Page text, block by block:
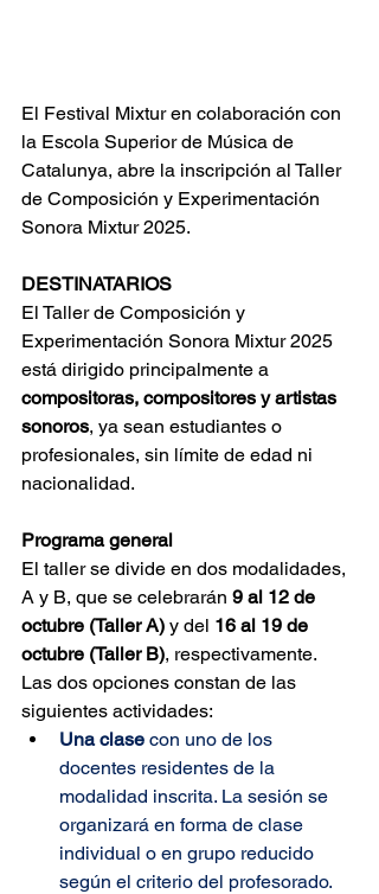
El Festival Mixtur en colaboración con
la Escola Superior de Música de
Catalunya, abre la inscripción al Taller
de Composición y Experimentación
Sonora Mixtur 2025.
DESTINATARIOS
El Taller de Composición y
Experimentación Sonora Mixtur 2025
está dirigido principalmente a
compositoras, compositores y artistas
sonoros, ya sean estudiantes o
profesionales, sin límite de edad ni
nacionalidad.
Programa general
El taller se divide en dos modalidades,
A y B, que se celebrarán 9 al 12 de
octubre (Taller A) y del 16 al 19 de
octubre (Taller B), respectivamente.
Las dos opciones constan de las
siguientes actividades:
Una clase con uno de los
docentes residentes de la
modalidad inscrita. La sesión se
organizará en forma de clase
individual o en grupo reducido
según el criterio del profesorado.